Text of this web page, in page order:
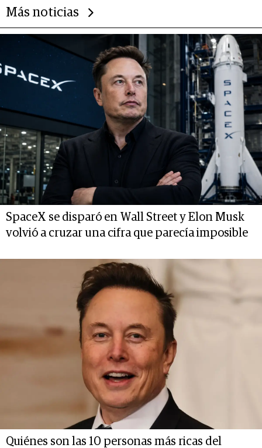
Más noticias
SpaceX se disparó en Wall Street y Elon Musk
volvió a cruzar una cifra que parecía imposible
Quiénes son las 10 personas más ricas del